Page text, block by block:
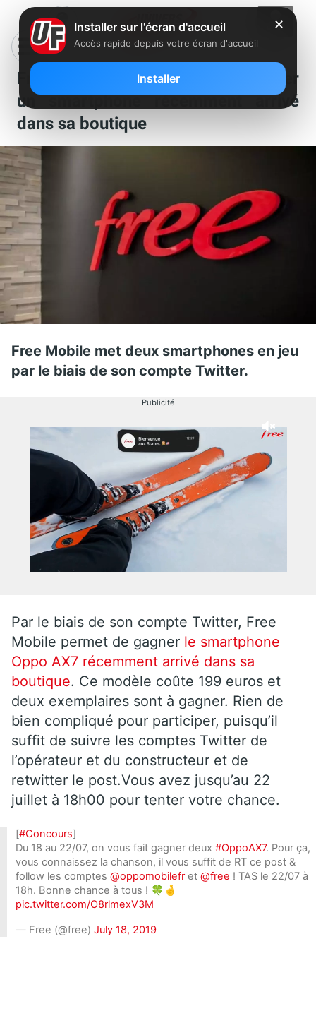
Free Mobile vous propose de gagner
un smartphone récemment arrivé
dans sa boutique
Free Mobile met deux smartphones en jeu
par le biais de son compte Twitter.
Publicité
Par le biais de son compte Twitter, Free
Mobile permet de gagner le smartphone
Oppo AX7 récemment arrivé dans sa
boutique. Ce modèle coûte 199 euros et
deux exemplaires sont à gagner. Rien de
bien compliqué pour participer, puisqu’il
suffit de suivre les comptes Twitter de
l’opérateur et du constructeur et de
retwitter le post.Vous avez jusqu’au 22
juillet à 18h00 pour tenter votre chance.
[#Concours]
Du 18 au 22/07, on vous fait gagner deux #OppoAX7. Pour ça,
vous connaissez la chanson, il vous suffit de RT ce post &
follow les comptes @oppomobilefr et @free ! TAS le 22/07 à
18h. Bonne chance à tous ! 🍀🤞
pic.twitter.com/O8rlmexV3M
— Free (@free) July 18, 2019
✕
Installer sur l'écran d'accueil
Accès rapide depuis votre écran d'accueil
Installer